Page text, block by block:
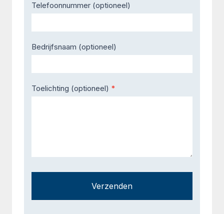
Telefoonnummer (optioneel)
Bedrijfsnaam (optioneel)
Toelichting (optioneel) *
Verzenden